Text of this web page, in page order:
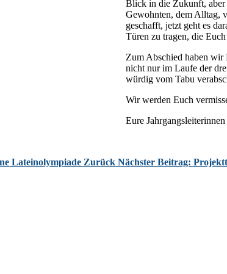
Blick in die Zukunft, aber
Gewohnten, dem Alltag,
geschafft, jetzt geht es
Türen zu tragen, die
Zum Abschied haben wir
nicht nur im Laufe der
würdig vom Tabu
Wir werden Euch
Eure Jahrgangsleiterinnen
Lateinolympiade Zurück Nächster Beitrag: